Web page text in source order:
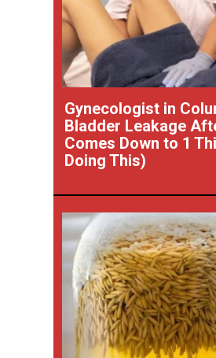
Gynecologist in
Bladder Leakage
Comes Down to 1
Doing This)